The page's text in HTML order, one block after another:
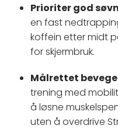
Prioriter god
en fast
koffein etter midt
for skjermbruk.
Målrettet
trening med
å løsne
uten å overdrive